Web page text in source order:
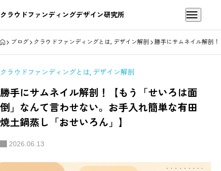
クラウドファンディングデザイン研究所
HOME
ブログ クラウドファンディングとは, デザイン解剖 勝手にサムネイル解剖
クラウドファンディングとは, デザイン解剖
勝手にサムネイル解剖！【もう「せいろは面
倒」なんて言わせない。お手入れ簡単な有田
焼土鍋蒸し「おせいろん」】
2026.06.13